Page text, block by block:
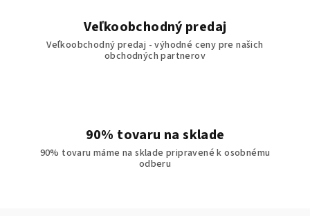
Veľkoobchodný predaj
Veľkoobchodný predaj - výhodné ceny pre našich
obchodných partnerov
90% tovaru na sklade
90% tovaru máme na sklade pripravené k osobnému
odberu